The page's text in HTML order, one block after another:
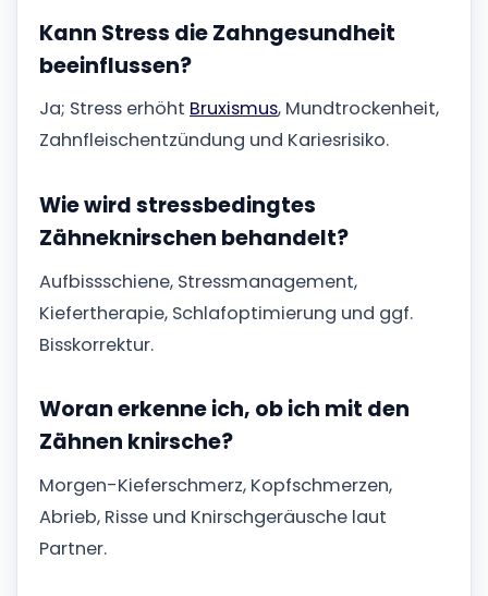
Kann Stress die Zahngesundheit
beeinflussen?
Ja; Stress erhöht Bruxismus, Mundtrockenheit,
Zahnfleischentzündung und Kariesrisiko.
Wie wird stressbedingtes
Zähneknirschen behandelt?
Aufbissschiene, Stressmanagement,
Kiefertherapie, Schlafoptimierung und ggf.
Bisskorrektur.
Woran erkenne ich, ob ich mit den
Zähnen knirsche?
Morgen-Kieferschmerz, Kopfschmerzen,
Abrieb, Risse und Knirschgeräusche laut
Partner.